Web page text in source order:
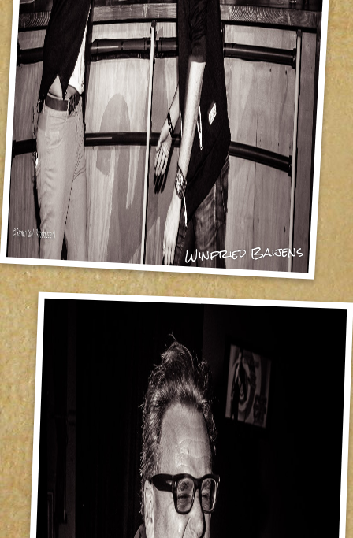
Winfried Baijens